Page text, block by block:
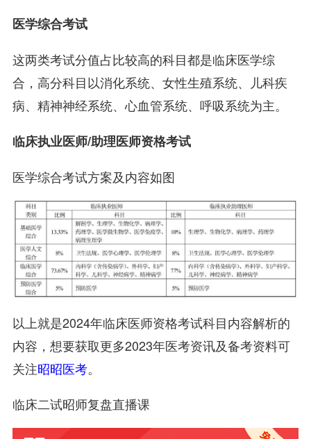
医学综合考试
这两类考试分值占比较高的科目都是临床医学综
合，高分科目以消化系统、女性生殖系统、儿科疾
病、精神神经系统、心血管系统、呼吸系统为主。
临床执业医师/助理医师资格考试
医学综合考试方案及内容如图
以上就是2024年临床医师资格考试科目内容解析的
内容，想要获取更多2023年医考资讯及备考资料可
关注昭昭医考。
临床二试昭师复盘直播课